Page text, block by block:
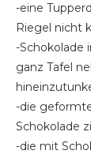
-eine
Riegel nicht
-Schokolade
ganz Tafel
-die
Schokolade
-die mit